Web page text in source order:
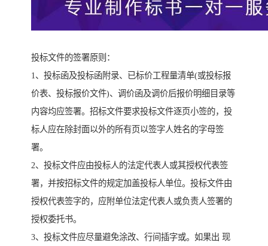
投标文件的签署原则：
1、投标函及投标函附录、已标价工程量清单(或投标报
价表、投标报价文件)、调价函及调价后报价明细目录等
内容均应签署。招标文件要求投标文件逐页小签的，投
标人应在除封面以外的所有页以签字人姓名的字母签
署。
2、投标文件应由投标人的法定代表人或其授权代表签
署，并按招标文件的规定加盖投标人单位。投标文件由
授权代表签字的，应附单位法定代表人或负责人签署的
授权委托书。
3、投标文件应尽量避免涂改、行间插字或。如果出 现